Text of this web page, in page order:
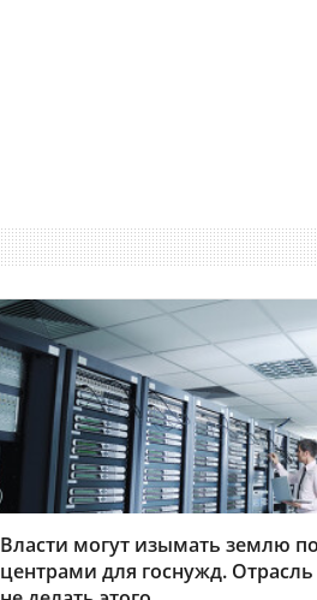
Власти могут изымать землю
центрами для госнужд.